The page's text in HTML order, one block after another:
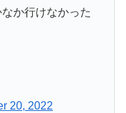
か行けなかった
20, 2022